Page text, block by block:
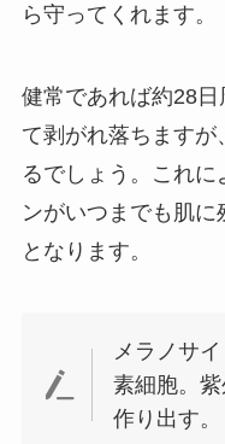
ら守ってくれます。
健常であれば約28
て剥がれ落ちます
るでしょう。これ
ンがいつまでも肌に
となります。
メラノサ
素細胞。
作り出す。